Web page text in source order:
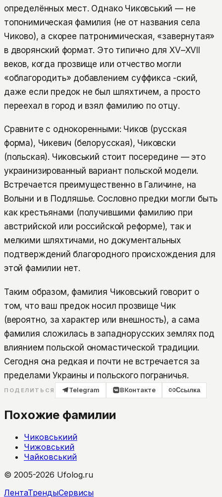
определённых мест. Однако Чиковський — не
топонимическая фамилия (не от названия села
Чиково), а скорее патронимическая, «завернутая»
в дворянский формат. Это типично для XV–XVII
веков, когда прозвище или отчество могли
«облагородить» добавлением суффикса -ский,
даже если предок не был шляхтичем, а просто
переехал в город и взял фамилию по отцу.
Сравните с однокоренными: Чиков (русская
форма), Чикевич (белорусская), Чиковски
(польская). Чиковський стоит посередине — это
украинизированный вариант польской модели.
Встречается преимущественно в Галичине, на
Волыни и в Подляшье. Сословно предки могли быть
как крестьянами (получившими фамилию при
австрийской или российской реформе), так и
мелкими шляхтичами, но документальных
подтверждений благородного происхождения для
этой фамилии нет.
Таким образом, фамилия Чиковський говорит о
том, что ваш предок носил прозвище Чик
(вероятно, за характер или внешность), а сама
фамилия сложилась в западнорусских землях под
влиянием польской ономастической традиции.
Сегодня она редкая и почти не встречается за
пределами Украины и польского пограничья.
ПОДЕЛИТЬСЯ Telegram ВКонтакте Ссылка
Похожие фамилии
Чиковськиий
Чижовський
Чайковський
© 2005-2026 Ufolog.ru
ЛентаТрендыСервисы